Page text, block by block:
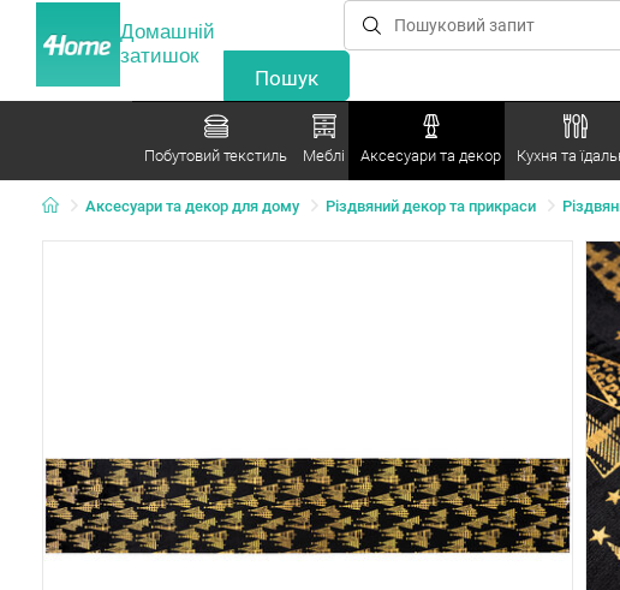
Домашній
затишок
Побутовий текстиль Меблі Аксесуари та декор Кухня та
Аксесуари та декор для дому Різдвяний декор та прикраси